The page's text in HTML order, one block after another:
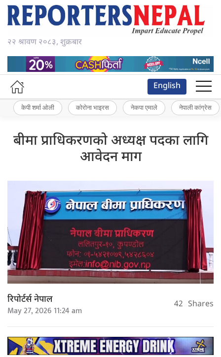
२२ श्रावण २०८३, शुक्रबार
English
केपी शर्मा ओली कोरोना भाइरस नेकपा एमाले नेपाली कांग्रेस
बीमा प्राधिकरणको अध्यक्ष पदका लागि
आवेदन माग
रिपोर्टर्स नेपाल
May 27, 2026 11:24 am 42 Shares